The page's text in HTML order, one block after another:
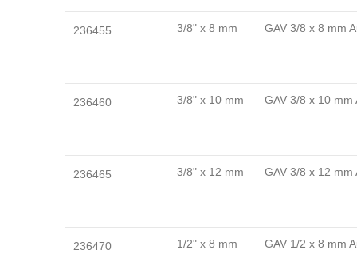
236455 3/8" x 8 mm GAV 3/8 x 8 mm
236460 3/8" x 10 mm GAV 3/8 x 10
236465 3/8" x 12 mm GAV 3/8 x 12
236470 1/2" x 8 mm GAV 1/2 x 8 mm